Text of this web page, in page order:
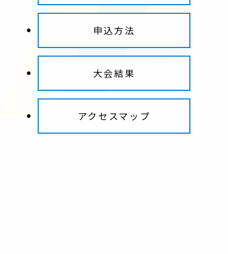
申込方法
大会結果
アクセスマップ